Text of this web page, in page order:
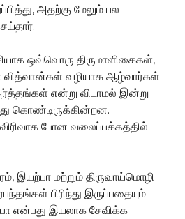
அதற்கு மேலும் பல
ஒவ்வொரு திருமாளிகைகள்,
வழியாக ஆழ்வார்கள்
என்று விடாமல் இன்று
கொண்டிருக்கின்றன.
போன வலைப்பக்கத்தில்
இயற்பா மற்றும் திருவாய்மொழி
பிரிந்து இருப்பதையும்
என்பது இயலாக சேவிக்க